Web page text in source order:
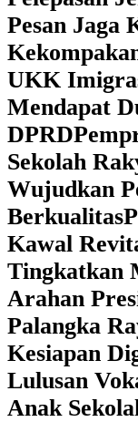
Pesan Jaga
UKK
Mendapat
DPRD
Sekolah
Wujudkan
Berkualitas
Kawal
Tingkatkan
Arahan
Palangka
Kesiapan
Lulusan
Anak